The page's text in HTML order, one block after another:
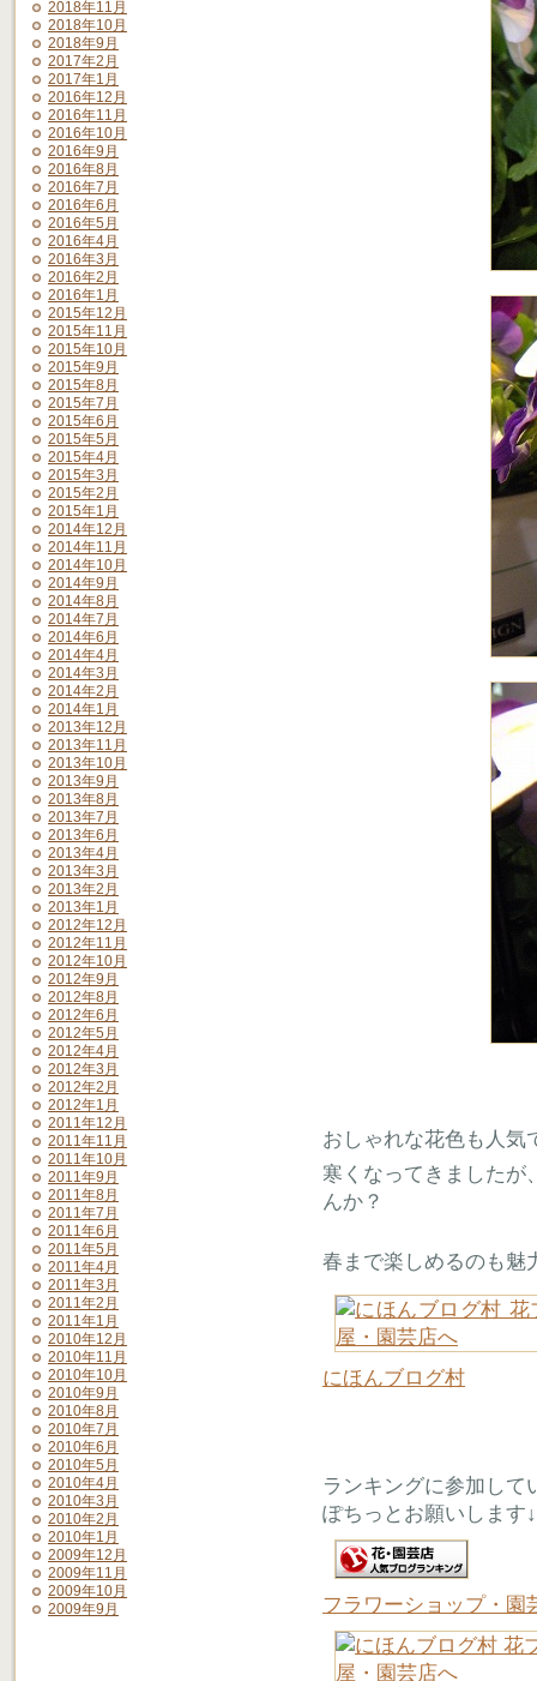
2018年11月
2018年10月
2018年9月
2017年2月
2017年1月
2016年12月
2016年11月
2016年10月
2016年9月
2016年8月
2016年7月
2016年6月
2016年5月
2016年4月
2016年3月
2016年2月
2016年1月
2015年12月
2015年11月
2015年10月
2015年9月
2015年8月
2015年7月
2015年6月
2015年5月
2015年4月
2015年3月
2015年2月
2015年1月
2014年12月
2014年11月
2014年10月
2014年9月
2014年8月
2014年7月
2014年6月
2014年4月
2014年3月
2014年2月
2014年1月
2013年12月
2013年11月
2013年10月
2013年9月
2013年8月
2013年7月
2013年6月
2013年4月
2013年3月
2013年2月
2013年1月
2012年12月
2012年11月
2012年10月
2012年9月
2012年8月
2012年6月
2012年5月
2012年4月
2012年3月
2012年2月
2012年1月
2011年12月
2011年11月
2011年10月
2011年9月
2011年8月
2011年7月
2011年6月
2011年5月
2011年4月
2011年3月
2011年2月
2011年1月
2010年12月
2010年11月
2010年10月
2010年9月
2010年8月
2010年7月
2010年6月
2010年5月
2010年4月
2010年3月
2010年2月
2010年1月
2009年12月
2009年11月
2009年10月
2009年9月
おしゃれな花色も人気
寒くなってきましたが
んか？
春まで楽しめるのも魅
にほんブログ村
ランキングに参加して
ぽちっとお願いします↓
フラワーショップ・園